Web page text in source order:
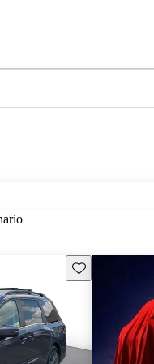
Guarda este Aviso